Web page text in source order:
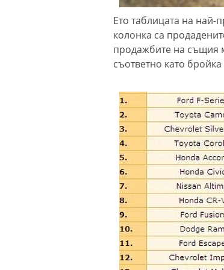
Ето таблицата на най-
колонка са
продажбите на същия
съответно като